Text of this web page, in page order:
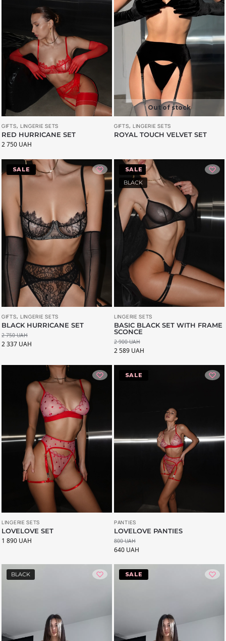
GIFTS, LINGERIE SETS
RED HURRICANE SET
2 750 UAH
Out of stock
GIFTS, LINGERIE SETS
ROYAL TOUCH VELVET SET
-34%
GIFTS, LINGERIE SETS
BLACK HURRICANE SET
2 750UAH
2 337 UAH
-11%
BLACK
LINGERIE SETS
BASIC BLACK SET WITH FRAME
SCONCE
2 900UAH
2 589 UAH
LINGERIE SETS
LOVELOVE SET
1 890 UAH
-20%
PANTIES
LOVELOVE PANTIES
800UAH
640 UAH
BLACK -20%